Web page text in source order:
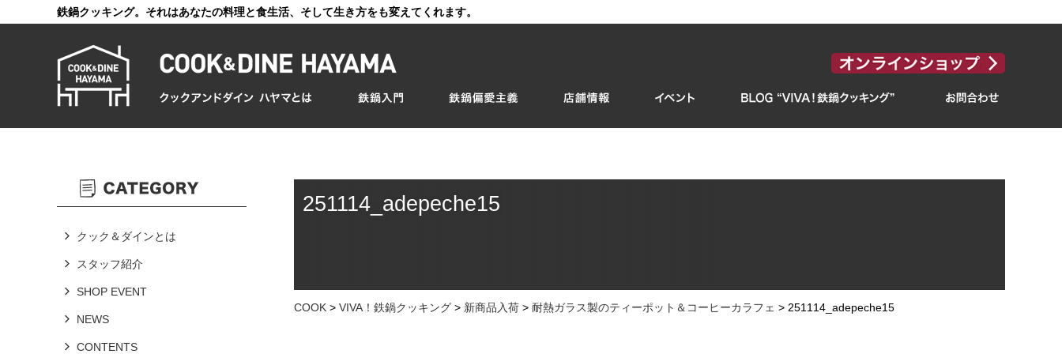
鉄鍋クッキング。それはあなたの料理と食生活、そして生き方をも変えてくれます。
251114_adepeche15
COOK > VIVA！鉄鍋クッキング > 新商品入荷 > 耐熱ガラス製のティーポット＆コーヒーカラフェ > 251114_adepeche15
クック＆ダインとは
スタッフ紹介
SHOP EVENT
NEWS
CONTENTS